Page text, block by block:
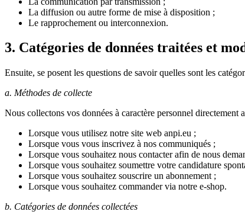
La diffusion ou autre forme de mise à disposition ;
Le rapprochement ou interconnexion.
3. Catégories de données traitées et
Ensuite, se posent les questions de savoir quelles sont les
a. Méthodes de collecte
Nous collectons vos données à caractère personnel directement
Lorsque vous utilisez notre site web anpi.eu ;
Lorsque vous vous inscrivez à nos communiqués ;
Lorsque vous souhaitez nous contacter afin de nous
Lorsque vous souhaitez soumettre votre candidature
Lorsque vous souhaitez souscrire un abonnement ;
Lorsque vous souhaitez commander via notre e-shop.
b. Catégories de données collectées